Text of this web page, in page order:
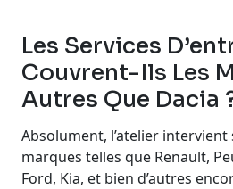
Les Services
Couvrent-Ils Les
Autres Que Dacia
Absolument, l’atelier
marques telles que Renault,
Ford, Kia, et bien d’autres